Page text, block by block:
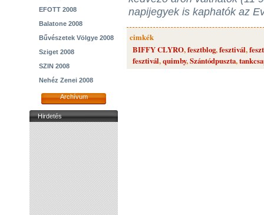
EFOTT 2008
Balatone 2008
Bűvészetek Völgye 2008
Sziget 2008
SZIN 2008
Nehéz Zenei 2008
Archívum
Hirdetés
napijegyek is kaphatók az
cimkék
BIFFY CLYRO,fesztblog,fesztivál,
fesztivál,quimby,Szántódpuszta,